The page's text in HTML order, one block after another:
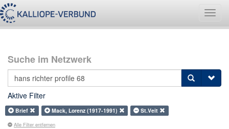
Suche im Netzwerk
Aktive Filter
Brief Mack, Lorenz (1917-1991) St.Veit
Alle Filter entfernen